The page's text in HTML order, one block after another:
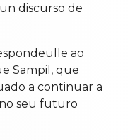
discurso de
ao
Sampil, que
a continuar a
seu futuro